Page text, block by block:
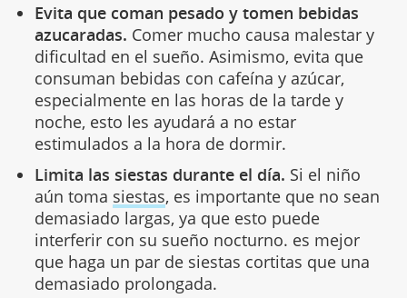
Evita que coman pesado y tomen bebidas
azucaradas. Comer mucho causa malestar y
dificultad en el sueño. Asimismo, evita que
consuman bebidas con cafeína y azúcar,
especialmente en las horas de la tarde y
noche, esto les ayudará a no estar
estimulados a la hora de dormir.
Limita las siestas durante el día. Si el niño
aún toma siestas, es importante que no sean
demasiado largas, ya que esto puede
interferir con su sueño nocturno. es mejor
que haga un par de siestas cortitas que una
demasiado prolongada.